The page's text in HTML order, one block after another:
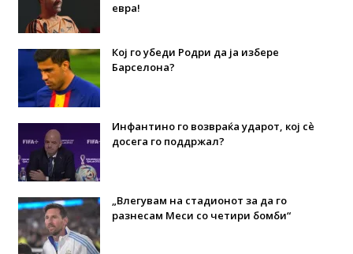
евра!
Кој го убеди Родри да ја избере
Барселона?
Инфантино го возвраќа ударот, кој сè
досега го поддржал?
„Влегувам на стадионот за да го
разнесам Меси со четири бомби“